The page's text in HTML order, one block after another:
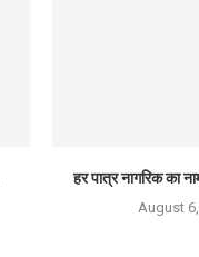
हर पात्र नागरिक का
August